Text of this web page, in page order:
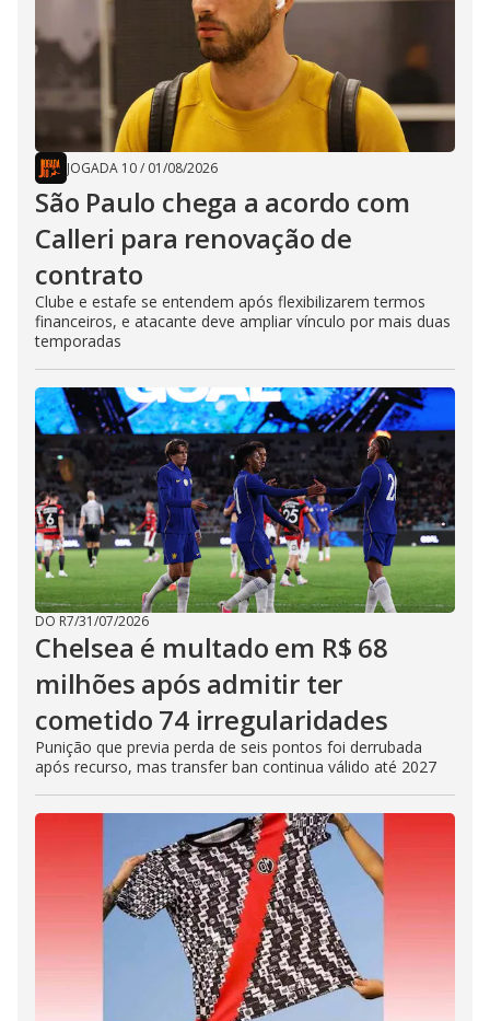
JOGADA 10/ 01/08/2026
São Paulo chega a acordo com
Calleri para renovação de
contrato
Clube e estafe se entendem após flexibilizarem termos
financeiros, e atacante deve ampliar vínculo por mais duas
temporadas
DO R7/31/07/2026
Chelsea é multado em R$ 68
milhões após admitir ter
cometido 74 irregularidades
Punição que previa perda de seis pontos foi derrubada
após recurso, mas transfer ban continua válido até 2027